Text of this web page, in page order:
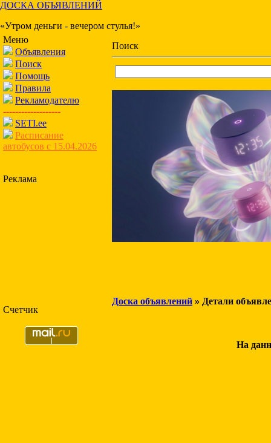
ДОСКА ОБЪЯВЛЕНИЙ
«Утром деньги - вечером стулья!»
Меню
Объявления
Поиск
Помощь
Правила
Рекламодателю
-------------------
SETI.ee
Расписание
автобусов с 15.04.2026
Реклама
Счетчик
Поиск
Доска объявлений » Детали
На